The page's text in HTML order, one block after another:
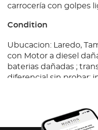
carrocería con golpes
Condition
Ubucacion: Laredo,
con Motor a diesel
baterias dañadas ;
diferencial sin probar;
carrocería con golpes